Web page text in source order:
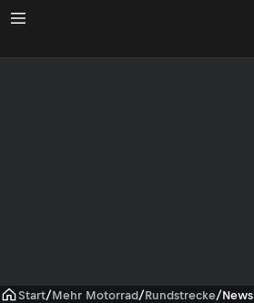
Start/Mehr Motorrad/Rundstrecke/News